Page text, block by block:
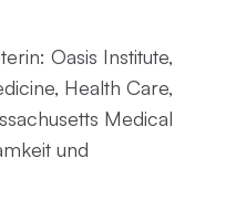
Oasis Institute,
Health Care,
Medical
und